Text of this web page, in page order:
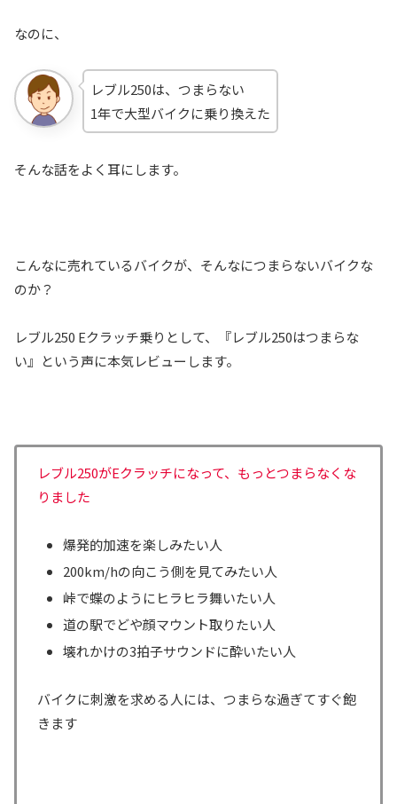
なのに、
レブル250は、つまらない
1年で大型バイクに乗り換えた
そんな話をよく耳にします。
こんなに売れているバイクが、そんなにつまらないバイクな
のか？
レブル250 Eクラッチ乗りとして、『レブル250はつまらな
い』という声に本気レビューします。
レブル250がEクラッチになって、もっとつまらなくな
りました
爆発的加速を楽しみたい人
200km/hの向こう側を見てみたい人
峠で蝶のようにヒラヒラ舞いたい人
道の駅でどや顔マウント取りたい人
壊れかけの3拍子サウンドに酔いたい人
バイクに刺激を求める人には、つまらな過ぎてすぐ飽
きます